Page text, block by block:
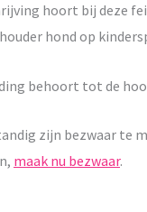
hoort bij deze
hond op
behoort tot de
zijn bezwaar te
maak nu bezwaar.